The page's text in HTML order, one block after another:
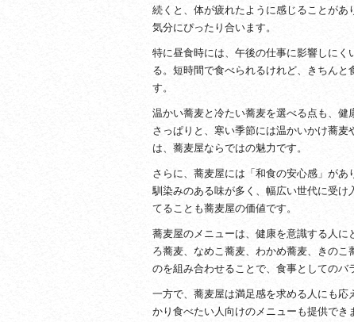
続くと、体が疲れたように感じることが
気分にぴったり合います。
特に昼食時には、午後の仕事に影響しに
る。短時間で食べられるけれど、きちん
す。
温かい蕎麦と冷たい蕎麦を選べる点も、
さっぱりと、寒い季節には温かいかけ蕎
は、蕎麦屋ならではの魅力です。
さらに、蕎麦屋には「和食の安心感」が
馴染みのある味が多く、幅広い世代に受
てることも蕎麦屋の価値です。
蕎麦屋のメニューは、健康を意識する人
ろ蕎麦、なめこ蕎麦、わかめ蕎麦、きの
のを組み合わせることで、食事としてのバ
一方で、蕎麦屋は満足感を求める人にも
かり食べたい人向けのメニューも提供でき